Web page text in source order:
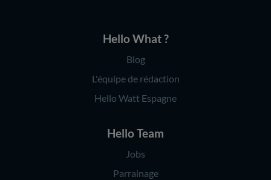
Hello What ?
Blog
L'équipe de rédaction
Hello Watt Espagne
Hello Team
Jobs
Parrainage